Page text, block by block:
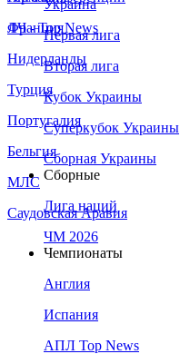
Франция
Нидерланды
Турция
Португалия
Бельгия
МЛС
Саудовская Аравия
ЛЧ - Top News
Украина
Первая лига
Вторая лига
Кубок Украины
Суперкубок Украины
Сборная Украины
Сборные
Лига наций
ЧМ 2026
Чемпионаты
Англия
Испания
АПЛ Top News